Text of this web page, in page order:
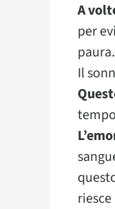
A
per
paura.
Il